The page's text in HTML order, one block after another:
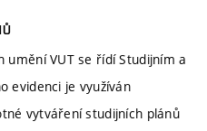
umění VUT se řídí Studijním a
evidenci je využíván
vytváření studijních plánů